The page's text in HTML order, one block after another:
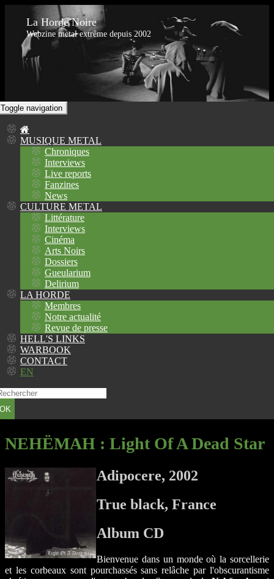
La Horde Noire
Webzine metal extrême depuis 2002
Toggle navigation
MUSIQUE METAL
Chroniques
Interviews
Live reports
Fanzines
News
CULTURE METAL
Littérature
Interviews
Cinéma
Arts Noirs
Dossiers
Gueularium
Delirium
LA HORDE
Membres
Notre actualité
Revue de presse
HELL'S LINKS
WARBOOK
CONTACT
EN
OK
NEHËMAH : Light Of A Dead Star
Adipocere, 2002
True black, France
Album CD
Bienvenue dans un monde où la sorcellerie
et les corbeaux sont pourchassés sans relâche par l'obscurantisme